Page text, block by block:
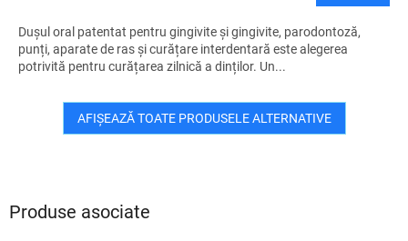
Produse asociate
Dușul oral patentat pentru gingivite și gingivite, parodontoză,
punți, aparate de ras și curățare interdentară este alegerea
potrivită pentru curățarea zilnică a dinților. Un...
AFIŞEAZĂ TOATE PRODUSELE ALTERNATIVE